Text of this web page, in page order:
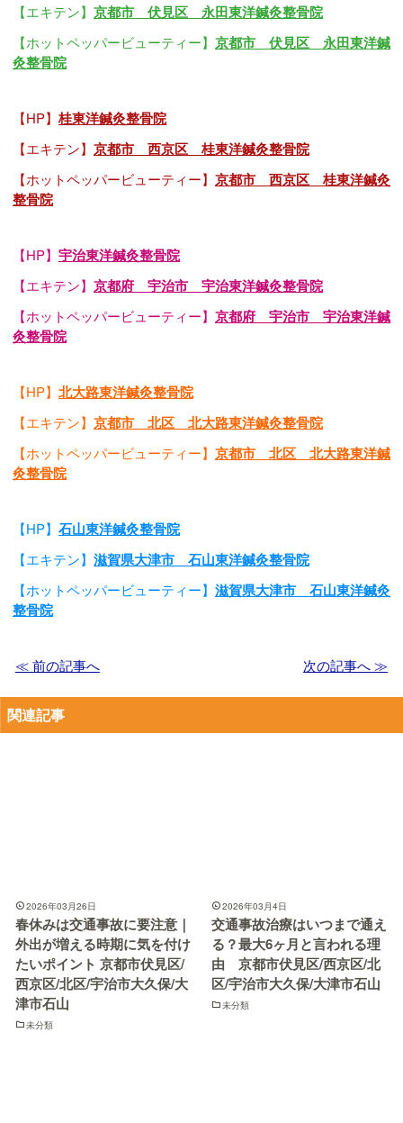
【エキテン】 京都市 伏見区 永田東洋鍼灸整骨院
【ホットペッパービューティー】 京都市 伏見区 永田東洋鍼
灸整骨院
【HP】 桂東洋鍼灸整骨院
【エキテン】 京都市 西京区 桂東洋鍼灸整骨院
【ホットペッパービューティー】 京都市 西京区 桂東洋鍼灸
整骨院
【HP】 宇治東洋鍼灸整骨院
【エキテン】 京都府 宇治市 宇治東洋鍼灸整骨院
【ホットペッパービューティー】 京都府 宇治市 宇治東洋鍼
灸整骨院
【HP】 北大路東洋鍼灸整骨院
【エキテン】 京都市 北区 北大路東洋鍼灸整骨院
【ホットペッパービューティー】 京都市 北区 北大路東洋鍼
灸整骨院
【HP】 石山東洋鍼灸整骨院
【エキテン】 滋賀県大津市 石山東洋鍼灸整骨院
【ホットペッパービューティー】 滋賀県大津市 石山東洋鍼灸
整骨院
≪ 前の記事へ 次の記事へ ≫
関連記事
2026年03月26日
春休みは交通事故に要注意｜
外出が増える時期に気を付け
たいポイント 京都市伏見区/
西京区/北区/宇治市大久保/大
津市石山
未分類
2026年03月4日
交通事故治療はいつまで通え
る？最大6ヶ月と言われる理
由 京都市伏見区/西京区/北
区/宇治市大久保/大津市石山
未分類